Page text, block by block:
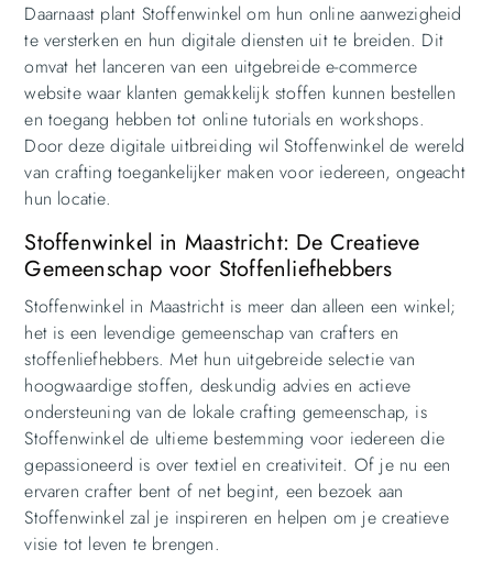
Daarnaast plant Stoffenwinkel om hun online aanwezigheid
te versterken en hun digitale diensten uit te breiden. Dit
omvat het lanceren van een uitgebreide e-commerce
website waar klanten gemakkelijk stoffen kunnen bestellen
en toegang hebben tot online tutorials en workshops.
Door deze digitale uitbreiding wil Stoffenwinkel de wereld
van crafting toegankelijker maken voor iedereen, ongeacht
hun locatie.
Stoffenwinkel in Maastricht: De Creatieve
Gemeenschap voor Stoffenliefhebbers
Stoffenwinkel in Maastricht is meer dan alleen een winkel;
het is een levendige gemeenschap van crafters en
stoffenliefhebbers. Met hun uitgebreide selectie van
hoogwaardige stoffen, deskundig advies en actieve
ondersteuning van de lokale crafting gemeenschap, is
Stoffenwinkel de ultieme bestemming voor iedereen die
gepassioneerd is over textiel en creativiteit. Of je nu een
ervaren crafter bent of net begint, een bezoek aan
Stoffenwinkel zal je inspireren en helpen om je creatieve
visie tot leven te brengen.